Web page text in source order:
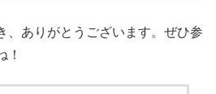
、ありがとうございます。ぜひ参
！